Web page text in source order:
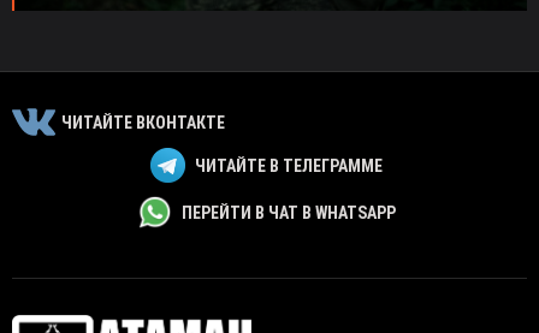
ЧИТАЙТЕ ВКОНТАКТЕ
ЧИТАЙТЕ В ТЕЛЕГРАММЕ
ПЕРЕЙТИ В ЧАТ В WHATSAPP